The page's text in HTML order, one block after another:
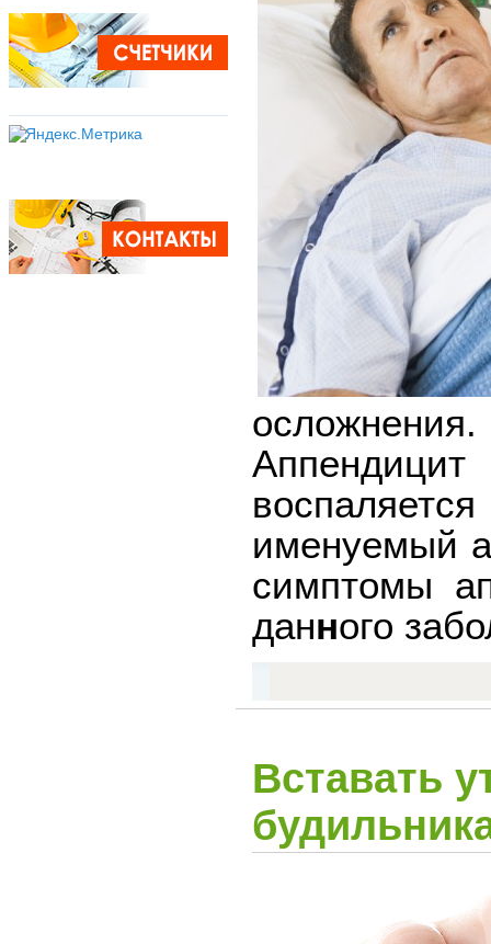
именуемый
симптомы
данного
Вставать